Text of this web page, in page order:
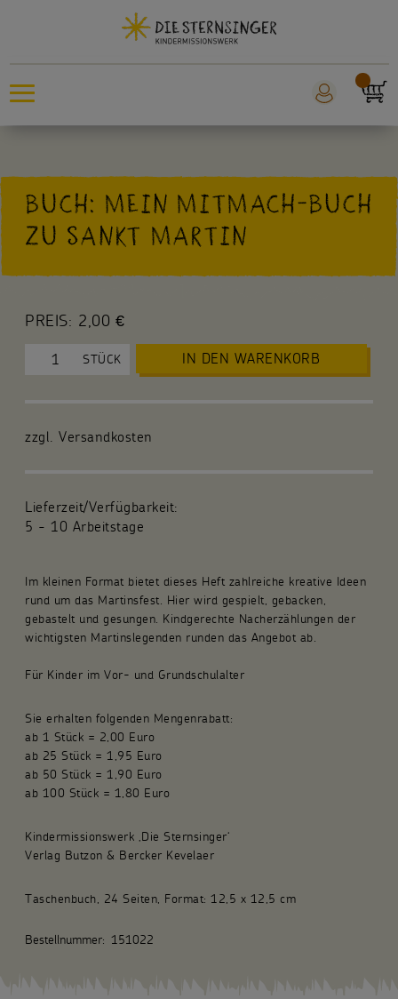
Sankt Martin
Weltmissionstag der Kinder
Über uns
Kunsthandwerk und Geschenke
BUCH: MEIN MITMACH-BUCH
ZU SANKT MARTIN
Im kleinen Format bietet dieses Heft zahlreiche kreative Ideen
rund um das Martinsfest. Hier wird gespielt, gebacken,
gebastelt und gesungen. Kindgerechte Nacherzählungen der
wichtigsten Martinslegenden runden das Angebot ab.
Für Kinder im Vor- und Grundschulalter
Sie erhalten folgenden Mengenrabatt:
ab 1 Stück = 2,00 Euro
ab 25 Stück = 1,95 Euro
ab 50 Stück = 1,90 Euro
ab 100 Stück = 1,80 Euro
Kindermissionswerk ‚Die Sternsinger‘
Verlag Butzon & Bercker Kevelaer
Taschenbuch, 24 Seiten, Format: 12,5 x 12,5 cm
Bestellnummer: 151022
PREIS: 2,00 €
STÜCK IN DEN WARENKORB
zzgl. Versandkosten
Lieferzeit/Verfügbarkeit:
5 - 10 Arbeitstage